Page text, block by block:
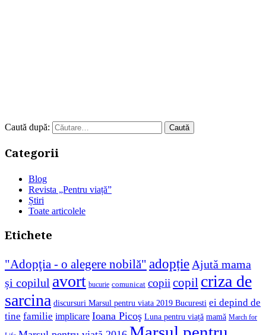
Caută după:
Categorii
Blog
Revista „Pentru viață”
Știri
Toate articolele
Etichete
"Adopţia - o alegere nobilă" adopție Ajută mama
și copilul avort bucurie comunicat copii copil criza de
sarcina discursuri Marsul pentru viata 2019 Bucuresti ei depind de
tine familie implicare Ioana Picoş Luna pentru viață mamă March for